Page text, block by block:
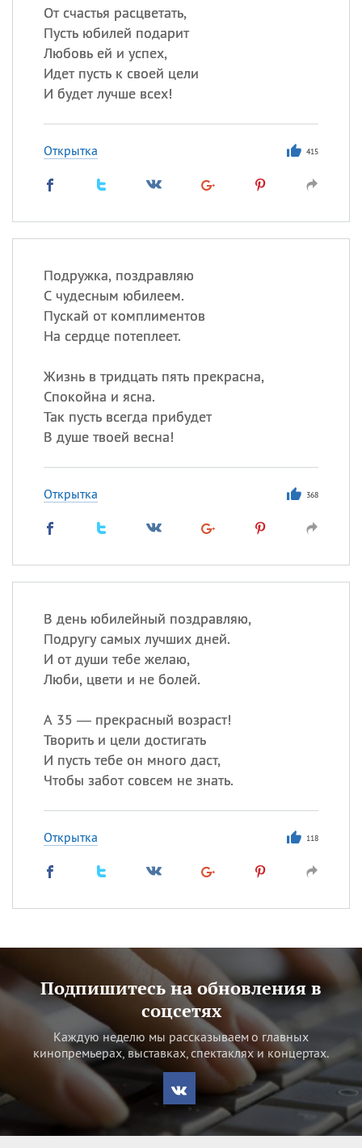
От счастья расцветать,
Пусть юбилей подарит
Любовь ей и успех,
Идет пусть к своей цели
И будет лучше всех!
Открытка 415
Подружка, поздравляю
С чудесным юбилеем.
Пускай от комплиментов
На сердце потеплеет.
Жизнь в тридцать пять прекрасна,
Спокойна и ясна.
Так пусть всегда прибудет
В душе твоей весна!
Открытка 368
В день юбилейный поздравляю,
Подругу самых лучших дней.
И от души тебе желаю,
Люби, цвети и не болей.
А 35 — прекрасный возраст!
Творить и цели достигать
И пусть тебе он много даст,
Чтобы забот совсем не знать.
Открытка 118
Подпишитесь на обновления в
соцсетях
Каждую неделю мы рассказываем о главных
кинопремьерах, выставках, спектаклях и концертах.